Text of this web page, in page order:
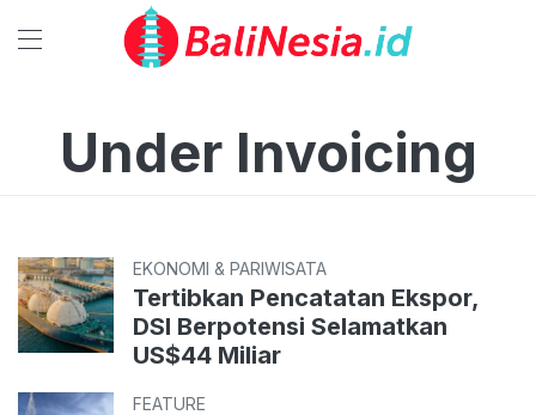
Under Invoicing
EKONOMI & PARIWISATA
Tertibkan Pencatatan Ekspor,
DSI Berpotensi Selamatkan
US$44 Miliar
FEATURE